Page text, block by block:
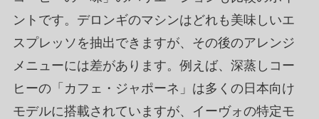
ントです。デロンギのマシンはどれも美味しいエ
スプレッソを抽出できますが、その後のアレンジ
メニューには差があります。例えば、深蒸しコー
ヒーの「カフェ・ジャポーネ」は多くの日本向け
モデルに搭載されていますが、イーヴォの特定モ